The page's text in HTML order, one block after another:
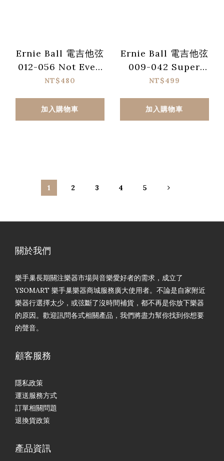
Ernie Ball 電吉他弦
012-056 Not Even
Slinky Cobalt 2726
NT$480
加入購物車
Ernie Ball 電吉他弦
009-042 Super
Slinky M-Steel
NT$499
加入購物車
1 2 3 4 5
關於我們
樂手巢長期關注樂器市場與音樂愛好者的需求，成立了
YSOMART 樂手巢樂器商城服務廣大使用者。不論是自家附近
樂器行選擇太少，或弦斷了沒時間補貨，都不再是你放下樂器
的原因。歡迎訊問各式相關產品，我們將盡力幫你找到你想要
的聲音。
顧客服務
隱私政策
運送服務方式
訂單相關問題
退換貨政策
產品資訊